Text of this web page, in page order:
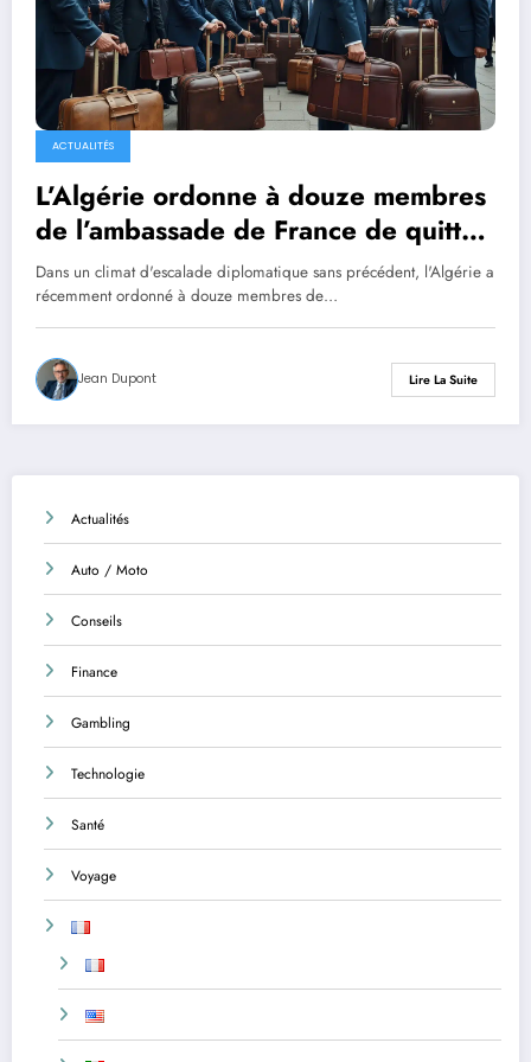
ACTUALITÉS
L’Algérie ordonne à douze membres
de l’ambassade de France de quitter
le pays sous 48 heures, tandis que
Paris se prépare à riposter.
Dans un climat d'escalade diplomatique sans précédent, l'Algérie a
récemment ordonné à douze membres de…
Jean Dupont Lire La Suite
Actualités
Auto / Moto
Conseils
Finance
Gambling
Technologie
Santé
Voyage